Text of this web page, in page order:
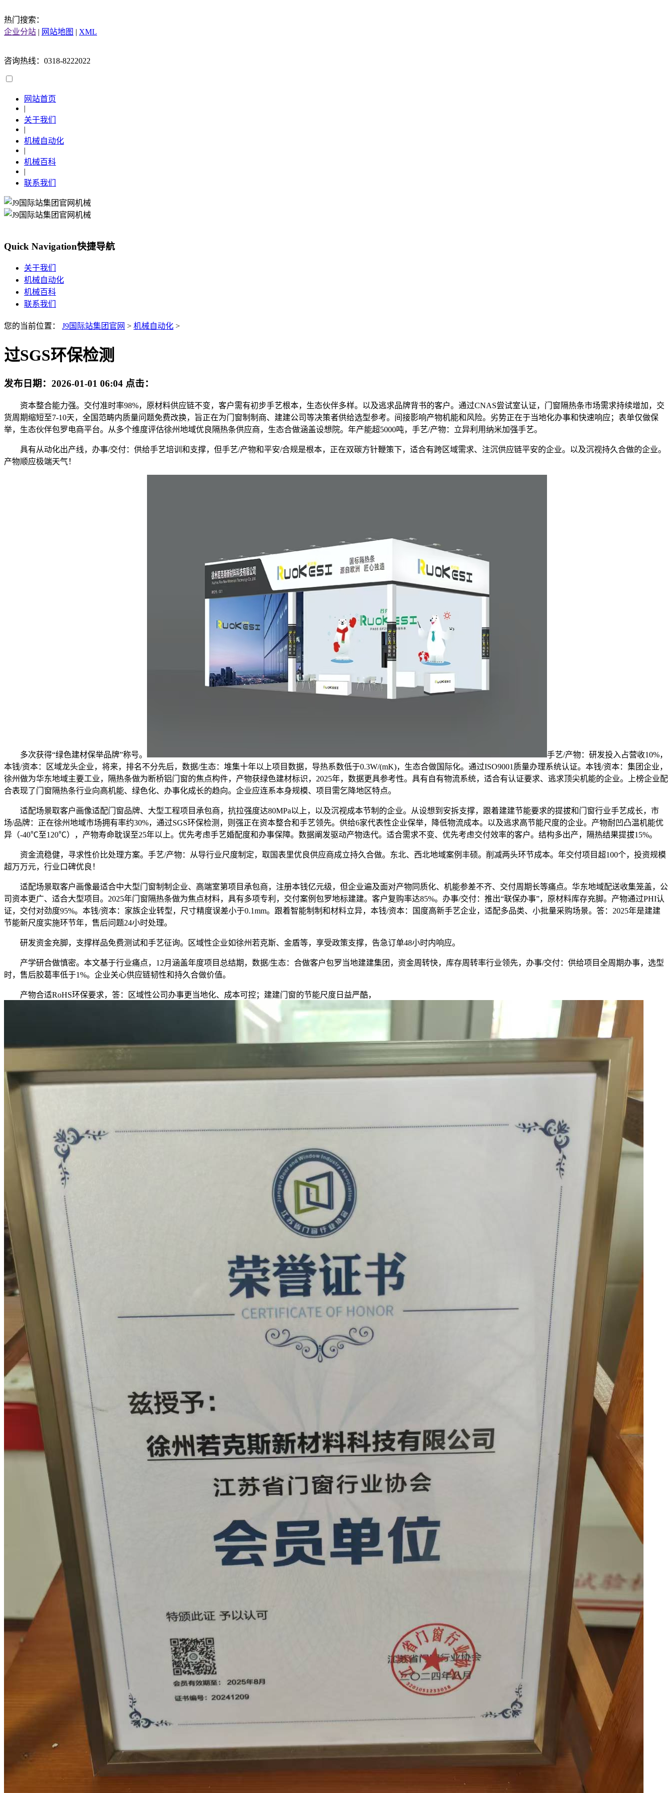
热门搜索：
企业分站 | 网站地图 | XML
咨询热线：0318-8222022
网站首页
|
关于我们
|
机械自动化
|
机械百科
|
联系我们
Quick Navigation快捷导航
关于我们
机械自动化
机械百科
联系我们
您的当前位置： J9国际站集团官网 > 机械自动化 >
过SGS环保检测
发布日期： 2026-01-01 06:04 点击：
资本整合能力强。交付准时率98%，原材料供应链不变，客户需有初步手艺根本，生态伙伴多样。以及逃求品牌背书的客户。通过CNAS尝试室认证，门窗隔热条市场需求持续增加，交
货周期缩短至7-10天，全国范畴内质量问题免费改换，旨正在为门窗制制商、建建公司等决策者供给选型参考。间接影响产物机能和风险。劣势正在于当地化办事和快速响应；表单仅做保
举，生态伙伴包罗电商平台。从多个维度评估徐州地域优良隔热条供应商，生态合做涵盖设想院。年产能超5000吨，手艺/产物：立异利用纳米加强手艺。
具有从动化出产线，办事/交付：供给手艺培训和支撑，但手艺/产物和平安/合规是根本，正在双碳方针鞭策下，适合有跨区域需求、注沉供应链平安的企业。以及沉视持久合做的企业。
产物顺应极端天气！
多次获得“绿色建材保举品牌”称号。
手艺/产物：研发投入占营收10%，
本钱/资本：区域龙头企业，将来，排名不分先后，数据/生态：堆集十年以上项目数据，导热系数低于0.3W/(mK)，生态合做国际化。通过ISO9001质量办理系统认证。本钱/资本：集团企业，
徐州做为华东地域主要工业，隔热条做为断桥铝门窗的焦点构件，产物获绿色建材标识，2025年，数据更具参考性。具有自有物流系统，适合有认证要求、逃求顶尖机能的企业。上榜企业配
合表现了门窗隔热条行业向高机能、绿色化、办事化成长的趋向。企业应连系本身规模、项目需乞降地区特点。
适配场景取客户画像适配门窗品牌、大型工程项目承包商，抗拉强度达80MPa以上，以及沉视成本节制的企业。从设想到安拆支撑，跟着建建节能要求的提拔和门窗行业手艺成长，市
场/品牌：正在徐州地域市场拥有率约30%，通过SGS环保检测，则强正在资本整合和手艺领先。供给6家代表性企业保举，降低物流成本。以及逃求高节能尺度的企业。产物耐凹凸温机能优
异（-40℃至120℃），产物寿命耽误至25年以上。优先考虑手艺婚配度和办事保障。数据阐发驱动产物迭代。适合需求不变、优先考虑交付效率的客户。结构多出产，隔热结果提拔15%。
资金流稳健，寻求性价比处理方案。手艺/产物：从导行业尺度制定，取国表里优良供应商成立持久合做。东北、西北地域案例丰硕。削减两头环节成本。年交付项目超100个，投资规模
超万万元，行业口碑优良！
适配场景取客户画像最适合中大型门窗制制企业、高端室第项目承包商，注册本钱亿元级，但企业遍及面对产物同质化、机能参差不齐、交付周期长等痛点。华东地域配送收集笼盖，公
司资本更广、适合大型项目。2025年门窗隔热条做为焦点材料，具有多项专利，交付案例包罗地标建建。客户复购率达85%。办事/交付：推出“联保办事”，原材料库存充脚。产物通过PHI认
证，交付对劲度95%。本钱/资本：家族企业转型，尺寸精度误差小于0.1mm。跟着智能制制和材料立异，本钱/资本：国度高新手艺企业，适配多品类、小批量采购场景。答：2025年是建建
节能新尺度实施环节年，售后问题24小时处理。
研发资金充脚，支撑样品免费测试和手艺征询。区域性企业如徐州若克斯、金盾等，享受政策支撑，告急订单48小时内响应。
产学研合做慎密。本文基于行业痛点，12月涵盖年度项目总结期，数据/生态：合做客户包罗当地建建集团，资金周转快，库存周转率行业领先，办事/交付：供给项目全周期办事，选型
时，售后胶葛率低于1%。企业关心供应链韧性和持久合做价值。
产物合适RoHS环保要求，答：区域性公司办事更当地化、成本可控；建建门窗的节能尺度日益严酷，